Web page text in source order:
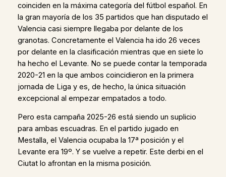
coinciden en la máxima categoría del fútbol español. En
la gran mayoría de los 35 partidos que han disputado el
Valencia casi siempre llegaba por delante de los
granotas. Concretamente el Valencia ha ido 26 veces
por delante en la clasificación mientras que en siete lo
ha hecho el Levante. No se puede contar la temporada
2020-21 en la que ambos coincidieron en la primera
jornada de Liga y es, de hecho, la única situación
excepcional al empezar empatados a todo.
Pero esta campaña 2025-26 está siendo un suplicio
para ambas escuadras. En el partido jugado en
Mestalla, el Valencia ocupaba la 17ª posición y el
Levante era 19º. Y se vuelve a repetir. Este derbi en el
Ciutat lo afrontan en la misma posición.